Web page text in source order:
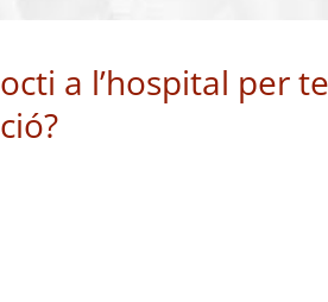
a l’hospital per